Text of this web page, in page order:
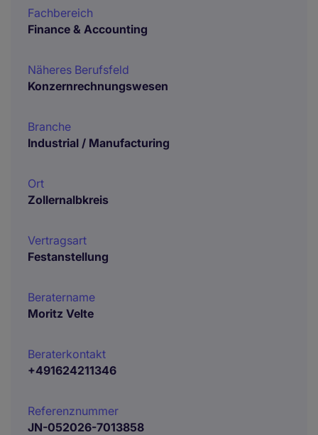
Fachbereich
Finance & Accounting
Näheres Berufsfeld
Konzernrechnungswesen
Branche
Industrial / Manufacturing
Ort
Zollernalbkreis
Vertragsart
Festanstellung
Beratername
Moritz Velte
Beraterkontakt
+491624211346
Referenznummer
JN-052026-7013858